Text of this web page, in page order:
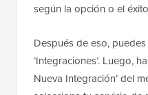
según la opción o el
Después de eso,
‘Integraciones’. Luego,
Nueva Integración’ del